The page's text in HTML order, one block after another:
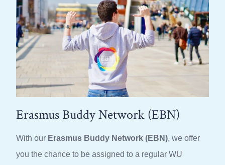
Erasmus Buddy Network (EBN)
With our Erasmus Buddy Network (EBN), we offer
you the chance to be assigned to a regular WU